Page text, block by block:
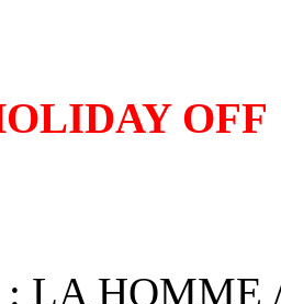
OFF
LA HOMME